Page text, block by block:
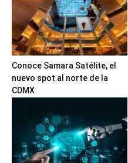
Conoce Samara Satélite, el
nuevo spot al norte de la
CDMX